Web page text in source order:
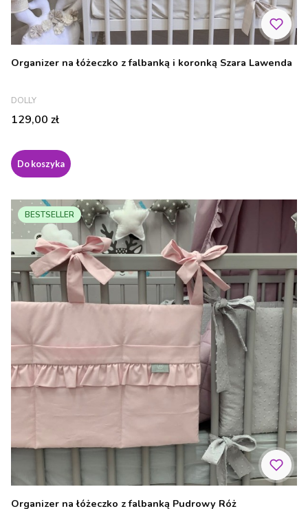
Organizer na łóżeczko z falbanką i koronką Szara Lawenda
PRODUCENT
DOLLY
Cena
129,00 zł
Do koszyka
BESTSELLER
Organizer na łóżeczko z falbanką Pudrowy Róż